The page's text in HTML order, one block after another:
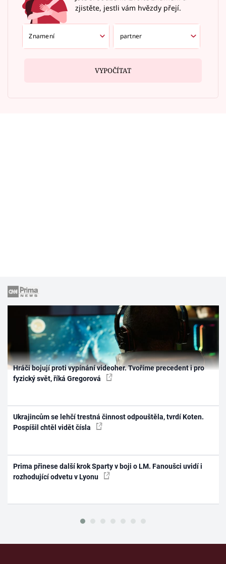
zjistěte, jestli vám hvězdy přejí.
VYPOČÍTAT
Hráči bojují proti vypínání videoher. Tvoříme precedent i pro
fyzický svět, říká Gregorová
Ukrajincům se lehčí trestná činnost odpouštěla, tvrdí Koten.
Pospíšil chtěl vidět čísla
Prima přinese další krok Sparty v boji o LM. Fanoušci uvidí i
rozhodující odvetu v Lyonu